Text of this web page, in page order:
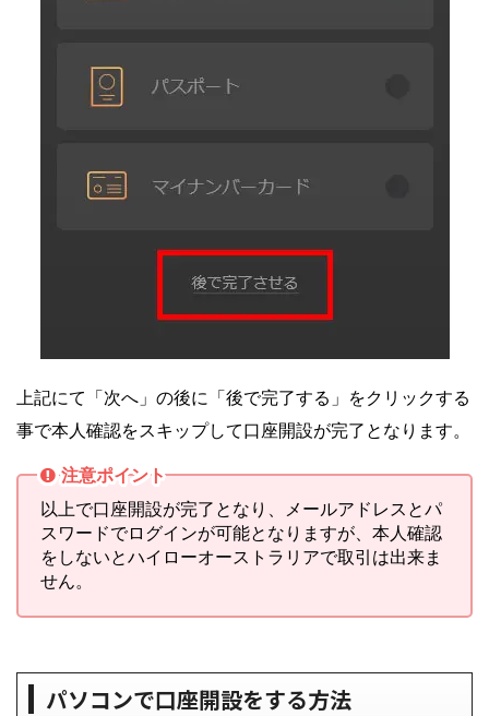
上記にて「次へ」の後に「後で完了する」をクリックする
事で本人確認をスキップして口座開設が完了となります。
注意ポイント
以上で口座開設が完了となり、メールアドレスとパ
スワードでログインが可能となりますが、本人確認
をしないとハイローオーストラリアで取引は出来ま
せん。
パソコンで口座開設をする方法